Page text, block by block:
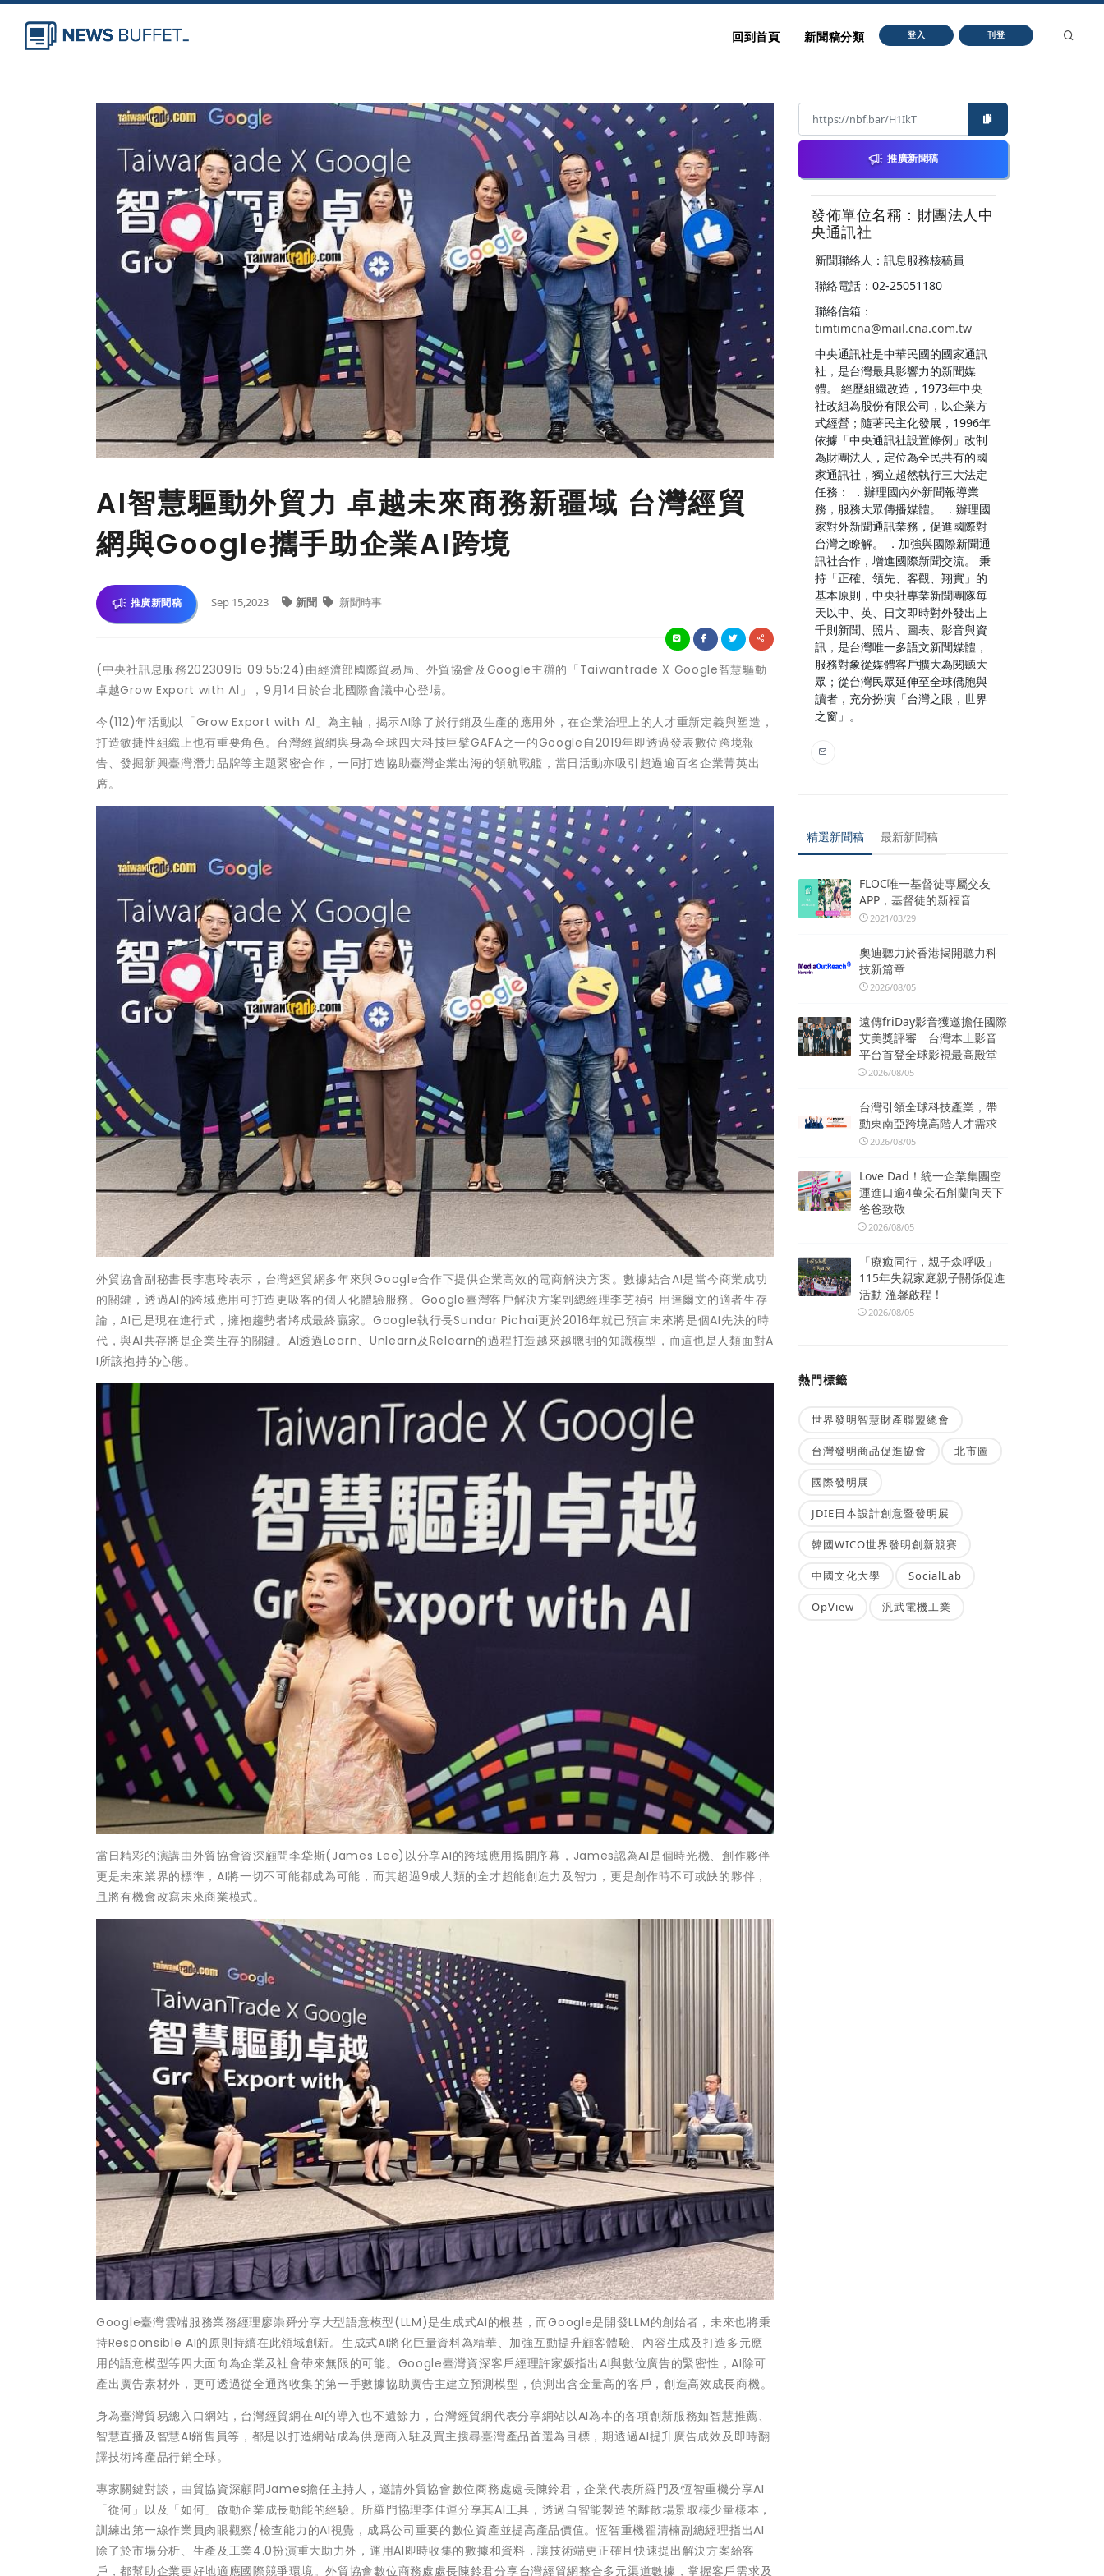
回到首頁 新聞稿分類 登入 刊登
AI智慧驅動外貿力 卓越未來商務新疆域 台灣經貿
網與Google攜手助企業AI跨境
推廣新聞稿 Sep 15,2023 新聞 新聞時事
(中央社訊息服務20230915 09:55:24)由經濟部國際貿易局、外貿協會及Google主辦的「Taiwantrade X Google智慧驅動
卓越Grow Export with Al」，9月14日於台北國際會議中心登場。
今(112)年活動以「Grow Export with Al」為主軸，揭示AI除了於行銷及生產的應用外，在企業治理上的人才重新定義與塑造，
打造敏捷性組織上也有重要角色。台灣經貿網與身為全球四大科技巨擘GAFA之一的Google自2019年即透過發表數位跨境報
告、發掘新興臺灣潛力品牌等主題緊密合作，一同打造協助臺灣企業出海的領航戰艦，當日活動亦吸引超過逾百名企業菁英出
席。
外貿協會副秘書長李惠玲表示，台灣經貿網多年來與Google合作下提供企業高效的電商解決方案。數據結合AI是當今商業成功
的關鍵，透過AI的跨域應用可打造更吸客的個人化體驗服務。Google臺灣客戶解決方案副總經理李芝禎引用達爾文的適者生存
論，AI已是現在進行式，擁抱趨勢者將成最終贏家。Google執行長Sundar Pichai更於2016年就已預言未來將是個AI先決的時
代，與AI共存將是企業生存的關鍵。AI透過Learn、Unlearn及Relearn的過程打造越來越聰明的知識模型，而這也是人類面對A
I所該抱持的心態。
當日精彩的演講由外貿協會資深顧問李牮斯(James Lee)以分享AI的跨域應用揭開序幕，James認為AI是個時光機、創作夥伴
更是未來業界的標準，AI將一切不可能都成為可能，而其超過9成人類的全才超能創造力及智力，更是創作時不可或缺的夥伴，
且將有機會改寫未來商業模式。
Google臺灣雲端服務業務經理廖崇舜分享大型語意模型(LLM)是生成式AI的根基，而Google是開發LLM的創始者，未來也將秉
持Responsible AI的原則持續在此領域創新。生成式AI將化巨量資料為精華、加強互動提升顧客體驗、內容生成及打造多元應
用的語意模型等四大面向為企業及社會帶來無限的可能。Google臺灣資深客戶經理許家媛指出AI與數位廣告的緊密性，AI除可
產出廣告素材外，更可透過從全通路收集的第一手數據協助廣告主建立預測模型，偵測出含金量高的客戶，創造高效成長商機。
身為臺灣貿易總入口網站，台灣經貿網在AI的導入也不遺餘力，台灣經貿網代表分享網站以AI為本的各項創新服務如智慧推薦、
智慧直播及智慧AI銷售員等，都是以打造網站成為供應商入駐及買主搜尋臺灣產品首選為目標，期透過AI提升廣告成效及即時翻
譯技術將產品行銷全球。
專家關鍵對談，由貿協資深顧問James擔任主持人，邀請外貿協會數位商務處處長陳鈴君，企業代表所羅門及恆智重機分享AI
「從何」以及「如何」啟動企業成長動能的經驗。所羅門協理李佳運分享其AI工具，透過自智能製造的離散場景取樣少量樣本，
訓練出第一線作業員肉眼觀察/檢查能力的AI視覺，成爲公司重要的數位資產並提高產品價值。恆智重機翟清楠副總經理指出AI
除了於市場分析、生產及工業4.0扮演重大助力外，運用AI即時收集的數據和資料，讓技術端更正確且快速提出解決方案給客
戶，都幫助企業更好地適應國際競爭環境。外貿協會數位商務處處長陳鈴君分享台灣經貿網整合多元渠道數據，掌握客戶需求及
推廣新聞稿
發佈單位名稱：財團法人中
央通訊社
新聞聯絡人：訊息服務核稿員
聯絡電話：02-25051180
聯絡信箱：
timtimcna@mail.cna.com.tw
中央通訊社是中華民國的國家通訊
社，是台灣最具影響力的新聞媒
體。 經歷組織改造，1973年中央
社改組為股份有限公司，以企業方
式經營；隨著民主化發展，1996年
依據「中央通訊社設置條例」改制
為財團法人，定位為全民共有的國
家通訊社，獨立超然執行三大法定
任務： ．辦理國內外新聞報導業
務，服務大眾傳播媒體。 ．辦理國
家對外新聞通訊業務，促進國際對
台灣之瞭解。 ．加強與國際新聞通
訊社合作，增進國際新聞交流。 秉
持「正確、領先、客觀、翔實」的
基本原則，中央社專業新聞團隊每
天以中、英、日文即時對外發出上
千則新聞、照片、圖表、影音與資
訊，是台灣唯一多語文新聞媒體，
服務對象從媒體客戶擴大為閱聽大
眾；從台灣民眾延伸至全球僑胞與
讀者，充分扮演「台灣之眼，世界
之窗」。
精選新聞稿 最新新聞稿
FLOC唯一基督徒專屬交友
APP，基督徒的新福音
2021/03/29
奧迪聽力於香港揭開聽力科
技新篇章
2026/08/05
遠傳friDay影音獲邀擔任國際
艾美獎評審 台灣本土影音
平台首登全球影視最高殿堂
2026/08/05
台灣引領全球科技產業，帶
動東南亞跨境高階人才需求
2026/08/05
Love Dad！統一企業集團空
運進口逾4萬朵石斛蘭向天下
爸爸致敬
2026/08/05
「療癒同行，親子森呼吸」
115年失親家庭親子關係促進
活動 溫馨啟程！
2026/08/05
熱門標籤
世界發明智慧財產聯盟總會
台灣發明商品促進協會 北市圖
國際發明展
JDIE日本設計創意暨發明展
韓國WICO世界發明創新競賽
中國文化大學 SocialLab
OpView 汎武電機工業